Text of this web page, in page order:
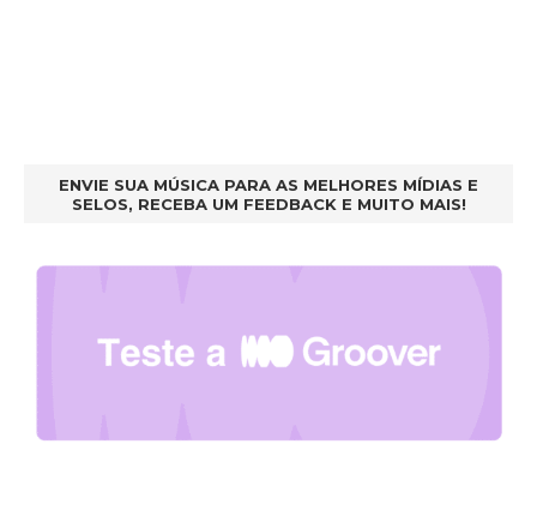
ENVIE SUA MÚSICA PARA AS MELHORES MÍDIAS E
SELOS, RECEBA UM FEEDBACK E MUITO MAIS!